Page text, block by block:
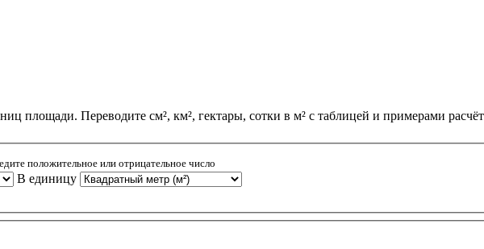
площади. Переводите см², км², гектары, сотки в м² с таблицей и примерами
положительное или отрицательное число
В единицу